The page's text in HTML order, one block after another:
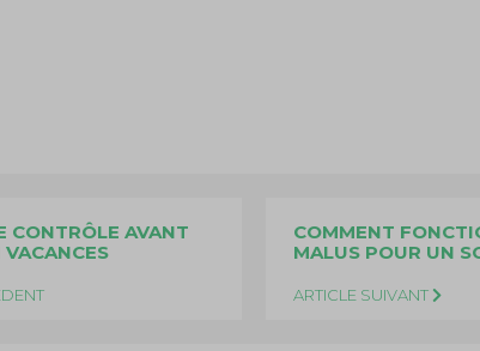
CONTRÔLE AVANT
COMMENT
MALUS POUR UN
ARTICLE SUIVANT